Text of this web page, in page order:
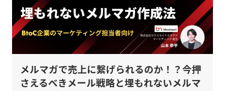
メルマガで売上に繋げられるのか！？今押
さえるべきメール戦略と埋もれないメルマ